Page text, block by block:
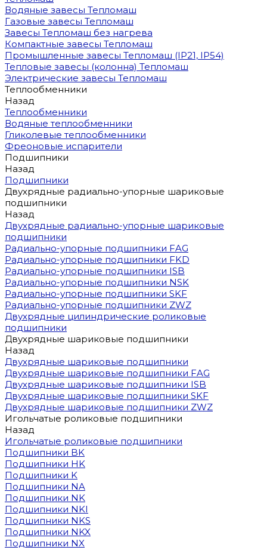
Водяные завесы Тепломаш
Газовые завесы Тепломаш
Завесы Тепломаш без нагрева
Компактные завесы Тепломаш
Промышленные завесы Тепломаш (IP21, IP54)
Тепловые завесы (колонна) Тепломаш
Электрические завесы Тепломаш
Теплообменники
Назад
Теплообменники
Водяные теплообменники
Гликолевые теплообменники
Фреоновые испарители
Подшипники
Назад
Подшипники
Двухрядные радиально-упорные шариковые
подшипники
Назад
Двухрядные радиально-упорные шариковые
подшипники
Радиально-упорные подшипники FAG
Радиально-упорные подшипники FKD
Радиально-упорные подшипники ISB
Радиально-упорные подшипники NSK
Радиально-упорные подшипники SKF
Радиально-упорные подшипники ZWZ
Двухрядные цилиндрические роликовые
подшипники
Двухрядные шариковые подшипники
Назад
Двухрядные шариковые подшипники
Двухрядные шариковые подшипники FAG
Двухрядные шариковые подшипники ISB
Двухрядные шариковые подшипники SKF
Двухрядные шариковые подшипники ZWZ
Игольчатые роликовые подшипники
Назад
Игольчатые роликовые подшипники
Подшипники BK
Подшипники HK
Подшипники K
Подшипники NA
Подшипники NK
Подшипники NKI
Подшипники NKS
Подшипники NKX
Подшипники NX